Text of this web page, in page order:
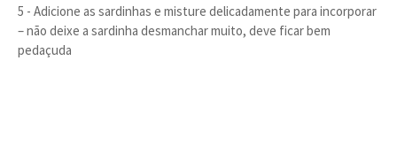
5 - Adicione as sardinhas e misture delicadamente para incorporar
– não deixe a sardinha desmanchar muito, deve ficar bem
pedaçuda